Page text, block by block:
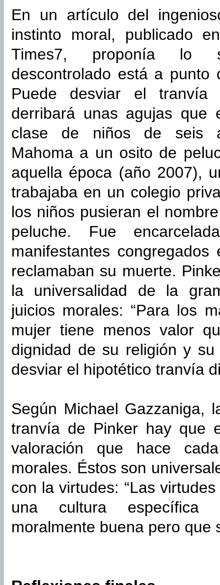
En un artículo del
instinto moral, publicado
Times7, proponía lo
descontrolado está a
Puede desviar el
derribará unas agujas que
clase de niños de seis
Mahoma a un osito de
aquella época (año 2007),
trabajaba en un colegio
los niños pusieran el
peluche. Fue
manifestantes
reclamaban su muerte.
la universalidad de la
juicios morales: “Para los
mujer tiene menos valor
dignidad de su religión y
desviar el hipotético tranvía
Según Michael Gazzaniga,
tranvía de Pinker hay que
valoración que hace
morales. Éstos son
con la virtudes: “Las
una cultura específica
moralmente buena pero que